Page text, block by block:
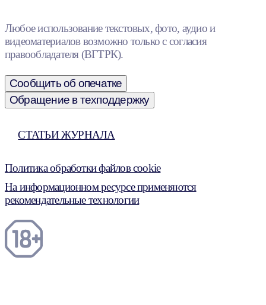
Любое использование текстовых, фото, аудио и
видеоматериалов возможно только с согласия
правообладателя (ВГТРК).
Сообщить об опечатке
Обращение в техподдержку
СТАТЬИ ЖУРНАЛА
Политика обработки файлов cookie
На информационном ресурсе применяются
рекомендательные технологии